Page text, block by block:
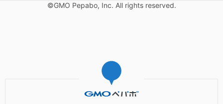
©GMO Pepabo, Inc. All rights reserved.